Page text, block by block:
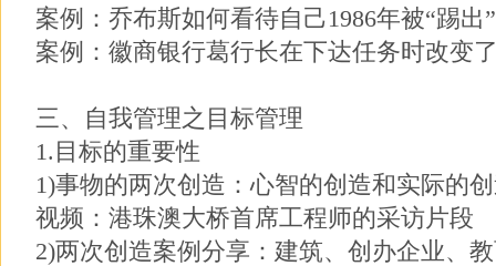
案例：乔布斯如何看待自己1986年被“踢出
案例：徽商银行葛行长在下达任务时改变
三、自我管理之目标管理
1.目标的重要性
1)事物的两次创造：心智的创造和实际的
视频：港珠澳大桥首席工程师的采访片段
2)两次创造案例分享：建筑、创办企业、